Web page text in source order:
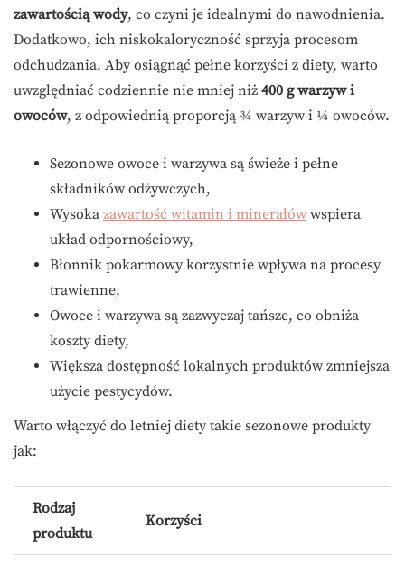
zawartością wody, co czyni je idealnymi do nawodnienia.
Dodatkowo, ich niskokaloryczność sprzyja procesom
odchudzania. Aby osiągnąć pełne korzyści z diety, warto
uwzględniać codziennie nie mniej niż 400 g warzyw i
owoców, z odpowiednią proporcją ¾ warzyw i ¼ owoców.
Sezonowe owoce i warzywa są świeże i pełne
składników odżywczych,
Wysoka zawartość witamin i minerałów wspiera
układ odpornościowy,
Błonnik pokarmowy korzystnie wpływa na procesy
trawienne,
Owoce i warzywa są zazwyczaj tańsze, co obniża
koszty diety,
Większa dostępność lokalnych produktów zmniejsza
użycie pestycydów.
Warto włączyć do letniej diety takie sezonowe produkty
jak:
Rodzaj
produktu
Korzyści